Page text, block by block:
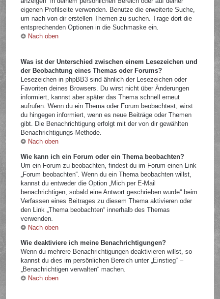
eigenen Profilseite verwenden. Benutze die erweiterte Suche,
um nach von dir erstellen Themen zu suchen. Trage dort die
entsprechenden Optionen in die Suchmaske ein.
Nach oben
Was ist der Unterschied zwischen einem Lesezeichen und
der Beobachtung eines Themas oder Forums?
Lesezeichen in phpBB3 sind ähnlich der Lesezeichen oder
Favoriten deines Browsers. Du wirst nicht über Änderungen
informiert, kannst aber später das Thema schnell erneut
aufrufen. Wenn du ein Thema oder Forum beobachtest, wirst
du hingegen informiert, wenn es neue Beiträge oder Themen
gibt. Die Benachrichtigung erfolgt mit der von dir gewählten
Benachrichtigungs-Methode.
Nach oben
Wie kann ich ein Forum oder ein Thema beobachten?
Um ein Forum zu beobachten, findest du im Forum einen Link
„Forum beobachten“. Wenn du ein Thema beobachten willst,
kannst du entweder die Option „Mich per E-Mail
benachrichtigen, sobald eine Antwort geschrieben wurde“ beim
Verfassen eines Beitrages zu diesem Thema aktivieren oder
den Link „Thema beobachten“ innerhalb des Themas
verwenden.
Nach oben
Wie deaktiviere ich meine Benachrichtigungen?
Wenn du mehrere Benachrichtigungen deaktivieren willst, so
kannst du dies im persönlichen Bereich unter „Einstieg“ –
„Benachrichtigen verwalten“ machen.
Nach oben